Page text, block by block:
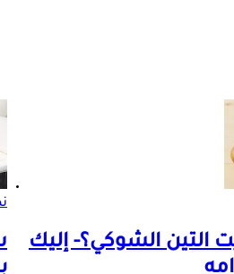
التين الشوكي؟- إليك